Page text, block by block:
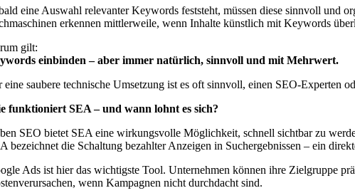
eine Auswahl relevanter Keywords feststeht, müssen diese sinnvoll und
erkennen mittlerweile, wenn Inhalte künstlich mit Keywords
gilt:
einbinden – aber immer natürlich, sinnvoll und mit Mehrwert.
eine saubere technische Umsetzung ist es oft sinnvoll, einen SEO-Experten
funktioniert SEA – und wann lohnt es sich?
SEO bietet SEA eine wirkungsvolle Möglichkeit, schnell sichtbar zu
bezeichnet die Schaltung bezahlter Anzeigen in Suchergebnissen – ein
Ads ist hier das wichtigste Tool. Unternehmen können ihre Zielgruppe
wenn Kampagnen nicht durchdacht sind.